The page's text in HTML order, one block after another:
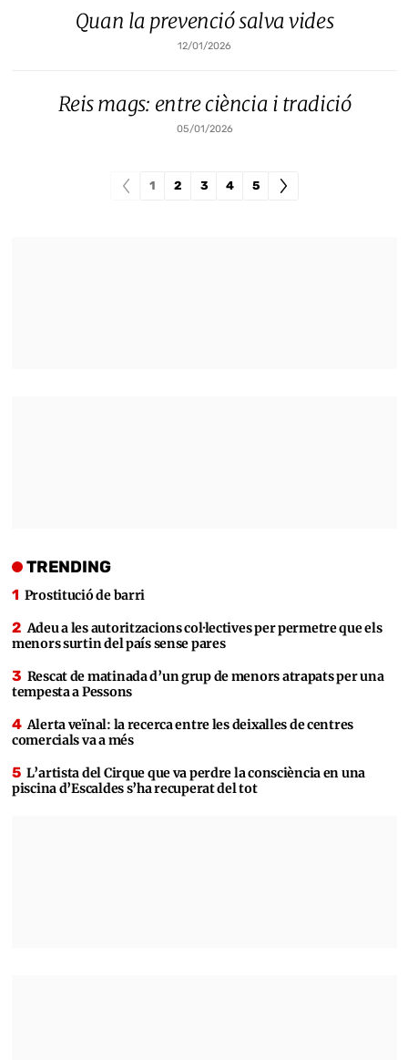
Quan la prevenció salva vides
12/01/2026
Reis mags: entre ciència i tradició
05/01/2026
1 2 3 4 5
TRENDING
Prostitució de barri
Adeu a les autoritzacions col·lectives per permetre que els
menors surtin del país sense pares
Rescat de matinada d’un grup de menors atrapats per una
tempesta a Pessons
Alerta veïnal: la recerca entre les deixalles de centres
comercials va a més
L’artista del Cirque que va perdre la consciència en una
piscina d’Escaldes s’ha recuperat del tot